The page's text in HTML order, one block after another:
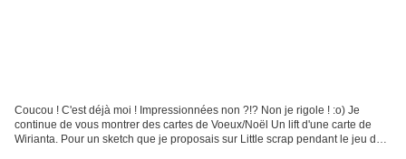
Coucou ! C'est déjà moi ! Impressionnées non ?!? Non je rigole ! :o) Je
continue de vous montrer des cartes de Voeux/Noël Un lift d'une carte de
Wirianta. Pour un sketch que je proposais sur Little scrap pendant le jeu de